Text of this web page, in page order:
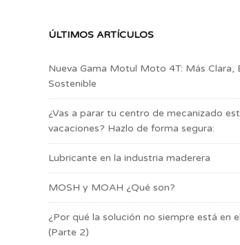
ÚLTIMOS ARTÍCULOS
Nueva Gama Motul Moto 4T: Más Clara,
Sostenible
¿Vas a parar tu centro de mecanizado
vacaciones? Hazlo de forma segura:
Lubricante en la industria maderera
MOSH y MOAH ¿Qué son?
¿Por qué la solución no siempre está en
(Parte 2)